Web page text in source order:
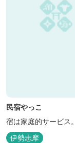
民宿やっこ
宿は家庭的サービス
伊勢志摩